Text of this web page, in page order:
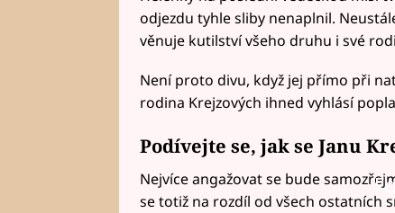
odjezdu tyhle sliby nenaplnil.
věnuje kutilství všeho druhu i své
Není proto divu, když jej přímo při
rodina Krejzových ihned vyhlásí
Podívejte se, jak se Janu
Nejvíce angažovat se bude
se totiž na rozdíl od všech ostatních